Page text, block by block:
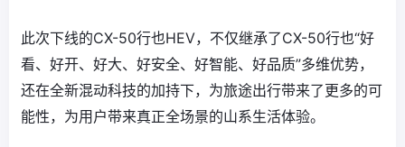
此次下线的CX-50行也HEV，不仅继承了CX-50行也“好
看、好开、好大、好安全、好智能、好品质”多维优势，
还在全新混动科技的加持下，为旅途出行带来了更多的可
能性，为用户带来真正全场景的山系生活体验。